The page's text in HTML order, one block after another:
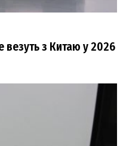
везуть з Китаю у 2026